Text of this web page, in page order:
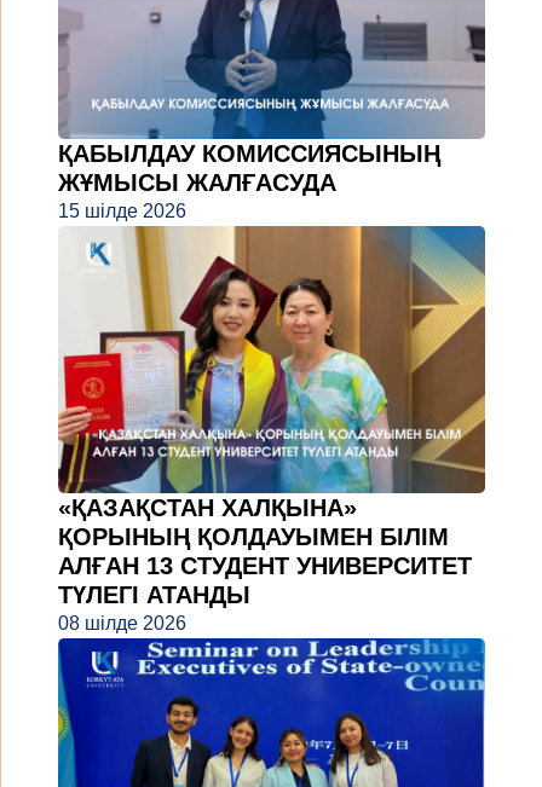
ҚАБЫЛДАУ КОМИССИЯСЫНЫҢ
ЖҰМЫСЫ ЖАЛҒАСУДА
15 шілде 2026
«ҚАЗАҚСТАН ХАЛҚЫНА»
ҚОРЫНЫҢ ҚОЛДАУЫМЕН БІЛІМ
АЛҒАН 13 СТУДЕНТ УНИВЕРСИТЕТ
ТҮЛЕГІ АТАНДЫ
08 шілде 2026